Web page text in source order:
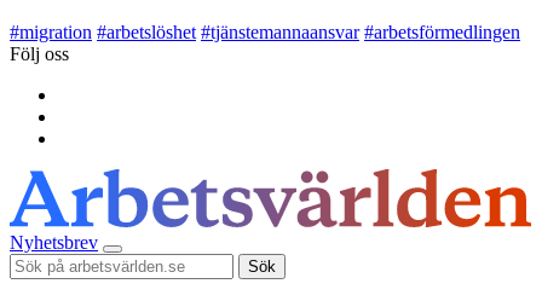
#migration #arbetslöshet #tjänstemannaansvar #arbetsförmedlingen
Följ oss
Nyhetsbrev
Sök